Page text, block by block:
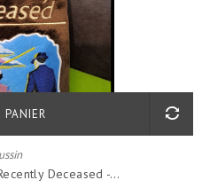
Deceased -...
PANIER